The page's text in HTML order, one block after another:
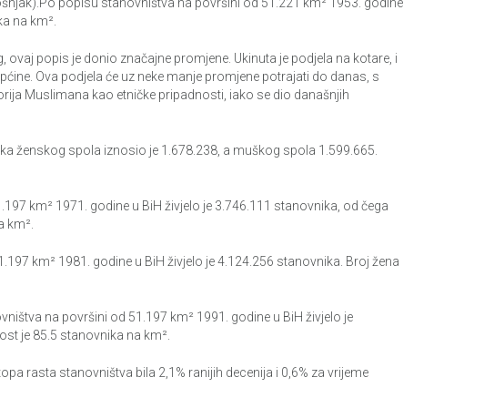
na km².
popis je donio značajne promjene. Ukinuta je podjela na kotare, i
Ova podjela će uz neke manje promjene potrajati do danas, s
Muslimana kao etničke pripadnosti, iako se dio današnjih
ženskog spola iznosio je 1.678.238, a muškog spola 1.599.665.
km² 1971. godine u BiH živjelo je 3.746.111 stanovnika, od čega
km² 1981. godine u BiH živjelo je 4.124.256 stanovnika. Broj žena
na površini od 51.197 km² 1991. godine u BiH živjelo je
je 85.5 stanovnika na km².
rasta stanovništva bila 2,1% ranijih decenija i 0,6% za vrijeme